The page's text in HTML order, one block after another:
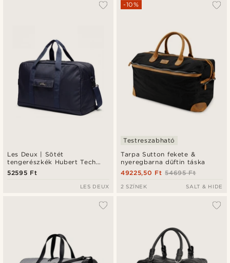
Les Deux | Sötét
tengerészkék Hubert Tech
tornazsák
52595 Ft
LES DEUX
Tarpa Sutton fekete &
nyeregbarna düftin táska
-10%
Testreszabható
54695 Ft
49225,50 Ft
2 SZÍNEK SALT & HIDE